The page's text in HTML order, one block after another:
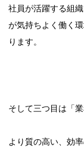
社員が活躍する組
が気持ちよく働く
ります。
そして三つ目は「
より質の高い、効